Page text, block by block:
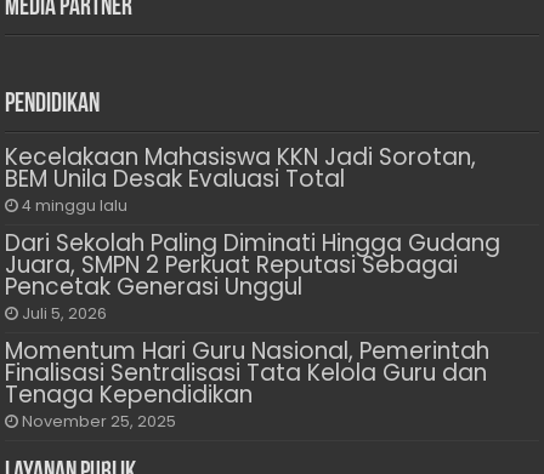
Media Partner
Pendidikan
Kecelakaan Mahasiswa KKN Jadi Sorotan,
BEM Unila Desak Evaluasi Total
4 minggu lalu
Dari Sekolah Paling Diminati Hingga Gudang
Juara, SMPN 2 Perkuat Reputasi Sebagai
Pencetak Generasi Unggul
Juli 5, 2026
Momentum Hari Guru Nasional, Pemerintah
Finalisasi Sentralisasi Tata Kelola Guru dan
Tenaga Kependidikan
November 25, 2025